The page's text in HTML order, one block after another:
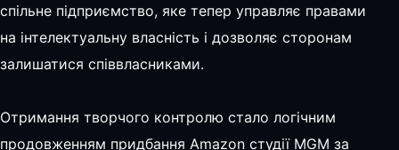
спільне підприємство, яке тепер управляє правами
на інтелектуальну власність і дозволяє сторонам
залишатися співвласниками.
Отримання творчого контролю стало логічним
продовженням придбання Amazon студії MGM за